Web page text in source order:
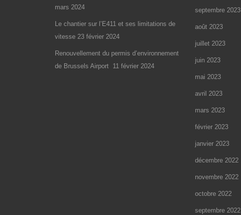
mars 2024
Le chantier sur l’E411 et ses limitations de
vitesse 23 février 2024
Renouvellement du permis d’environnement
de Brussels Airport 11 février 2024
septembre 2023
août 2023
juillet 2023
juin 2023
mai 2023
avril 2023
mars 2023
février 2023
janvier 2023
décembre 2022
novembre 2022
octobre 2022
septembre 2022